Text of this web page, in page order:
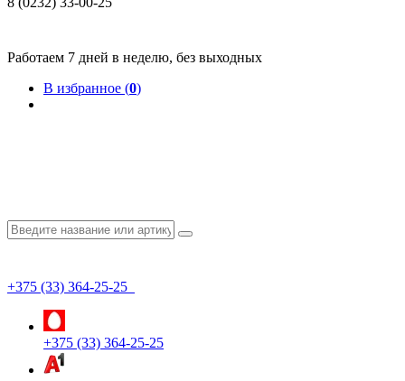
Работаем 7 дней в неделю, без выходных
В избранное (0)
+375 (33) 364-25-25
+375 (33) 364-25-25